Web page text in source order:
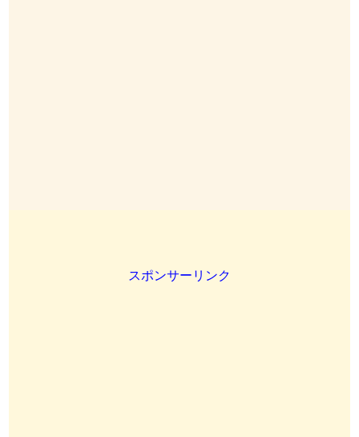
スポンサーリンク